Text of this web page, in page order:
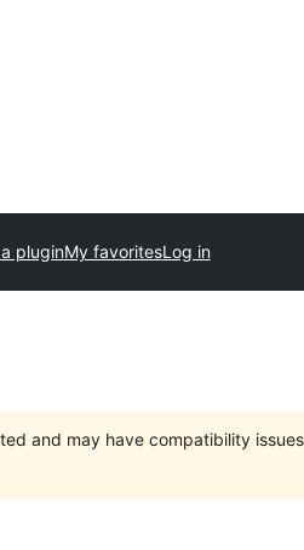
pluginMy favoritesLog in
and may have compatibility